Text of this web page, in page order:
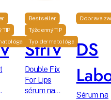
TIP
Bestseller
Týždenný TIP
Typ dermatológa
StriVectin
Double Fix
For Lips
sérum na
Doprava
DS
Sérum na